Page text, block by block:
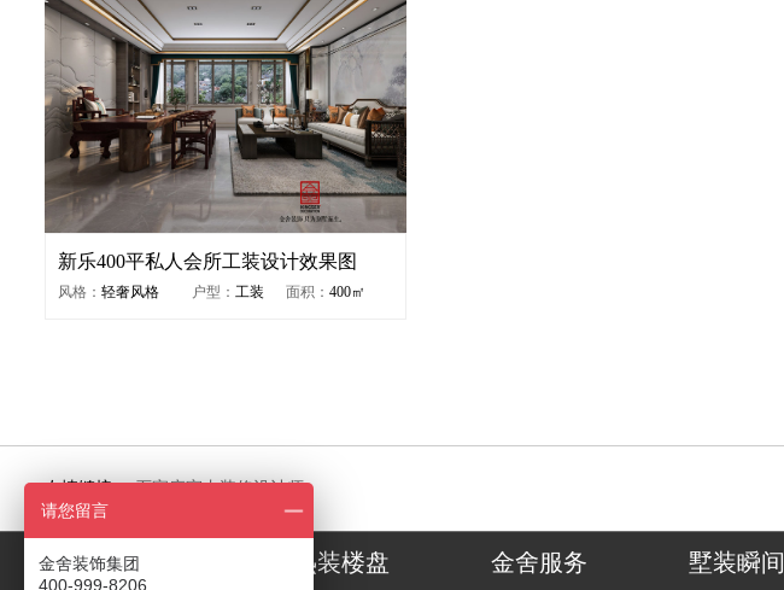
新乐400平私人会所工装设计效果图
风格： 轻奢风格 户型：工装 面积：400㎡
友情链接： 石家庄室内装修设计师
装修案例 热装楼盘 金舍服务 墅装瞬间
请您留言
金舍装饰集团
400-999-8206